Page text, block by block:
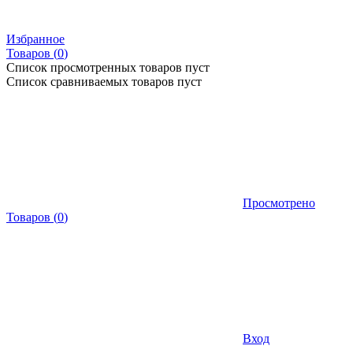
Избранное
Товаров (0)
Список просмотренных товаров пуст
Список сравниваемых товаров пуст
Просмотрено
Товаров (0)
Вход